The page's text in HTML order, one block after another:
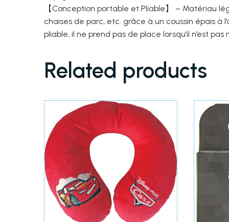
【Conception portable et Pliable】 – Matériau
chaises de parc, etc. grâce à un coussin épais à
pliable, il ne prend pas de place lorsqu’il n’est pas
Related products